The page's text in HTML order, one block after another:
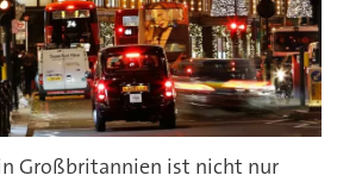
Großbritannien ist nicht nur